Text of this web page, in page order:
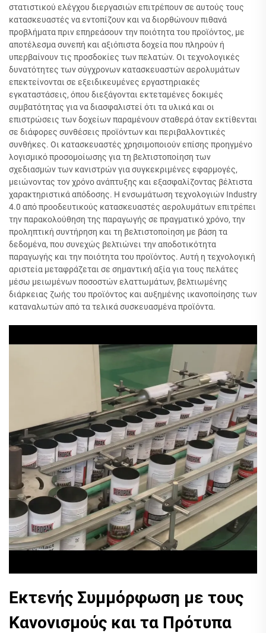
στατιστικού ελέγχου διεργασιών επιτρέπουν σε αυτούς τους
κατασκευαστές να εντοπίζουν και να διορθώνουν πιθανά
προβλήματα πριν επηρεάσουν την ποιότητα του προϊόντος, με
αποτέλεσμα συνεπή και αξιόπιστα δοχεία που πληρούν ή
υπερβαίνουν τις προσδοκίες των πελατών. Οι τεχνολογικές
δυνατότητες των σύγχρονων κατασκευαστών αερολυμάτων
επεκτείνονται σε εξειδικευμένες εργαστηριακές
εγκαταστάσεις, όπου διεξάγονται εκτεταμένες δοκιμές
συμβατότητας για να διασφαλιστεί ότι τα υλικά και οι
επιστρώσεις των δοχείων παραμένουν σταθερά όταν εκτίθενται
σε διάφορες συνθέσεις προϊόντων και περιβαλλοντικές
συνθήκες. Οι κατασκευαστές χρησιμοποιούν επίσης προηγμένο
λογισμικό προσομοίωσης για τη βελτιστοποίηση των
σχεδιασμών των κανιστρών για συγκεκριμένες εφαρμογές,
μειώνοντας τον χρόνο ανάπτυξης και εξασφαλίζοντας βέλτιστα
χαρακτηριστικά απόδοσης. Η ενσωμάτωση τεχνολογιών Industry
4.0 από προοδευτικούς κατασκευαστές αερολυμάτων επιτρέπει
την παρακολούθηση της παραγωγής σε πραγματικό χρόνο, την
προληπτική συντήρηση και τη βελτιστοποίηση με βάση τα
δεδομένα, που συνεχώς βελτιώνει την αποδοτικότητα
παραγωγής και την ποιότητα του προϊόντος. Αυτή η τεχνολογική
αριστεία μεταφράζεται σε σημαντική αξία για τους πελάτες
μέσω μειωμένων ποσοστών ελαττωμάτων, βελτιωμένης
διάρκειας ζωής του προϊόντος και αυξημένης ικανοποίησης των
καταναλωτών από τα τελικά συσκευασμένα προϊόντα.
Εκτενής Συμμόρφωση με τους
Κανονισμούς και τα Πρότυπα